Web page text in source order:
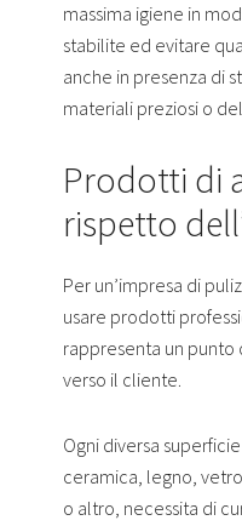
massima igiene in
stabilite ed evitare
anche in presenza di
materiali preziosi o
Prodotti di
rispetto
Per un’impresa di
usare prodotti
rappresenta un punto
verso il cliente.
Ogni diversa
ceramica, legno,
o altro, necessita di